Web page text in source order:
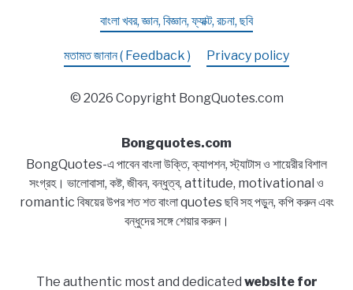
বাংলা খবর, জ্ঞান, বিজ্ঞান, ফ্যাক্ট, রচনা, ছবি
মতামত জানান ( Feedback ) Privacy policy
© 2026 Copyright BongQuotes.com
Bongquotes.com
BongQuotes-এ পাবেন বাংলা উক্তি, ক্যাপশন, স্ট্যাটাস ও শায়েরীর বিশাল
সংগ্রহ। ভালোবাসা, কষ্ট, জীবন, বন্ধুত্ব, attitude, motivational ও
romantic বিষয়ের উপর শত শত বাংলা quotes ছবি সহ পড়ুন, কপি করুন এবং
বন্ধুদের সঙ্গে শেয়ার করুন।
The authentic most and dedicated website for